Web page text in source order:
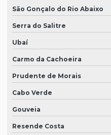
São Gonçalo do Rio Abaixo
Serra do Salitre
Ubaí
Carmo da Cachoeira
Prudente de Morais
Cabo Verde
Gouveia
Resende Costa